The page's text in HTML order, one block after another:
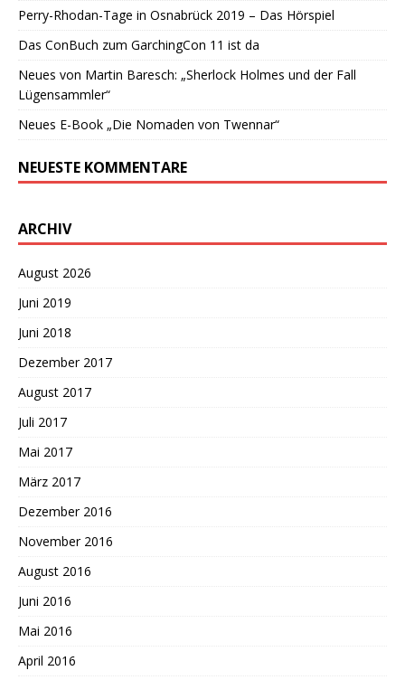
Perry-Rhodan-Tage in Osnabrück 2019 – Das Hörspiel
Das ConBuch zum GarchingCon 11 ist da
Neues von Martin Baresch: „Sherlock Holmes und der Fall
Lügensammler“
Neues E-Book „Die Nomaden von Twennar“
NEUESTE KOMMENTARE
ARCHIV
August 2026
Juni 2019
Juni 2018
Dezember 2017
August 2017
Juli 2017
Mai 2017
März 2017
Dezember 2016
November 2016
August 2016
Juni 2016
Mai 2016
April 2016